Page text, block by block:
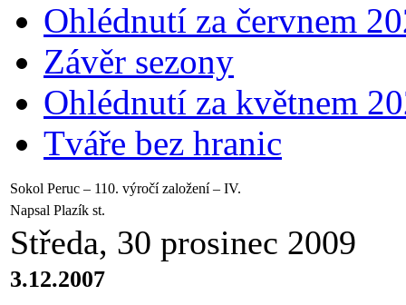
Ohlédnutí za červnem
Závěr sezony
Ohlédnutí za květnem
Tváře bez hranic
Sokol Peruc – 110. výročí založení – IV.
Napsal Plazík st.
Středa, 30 prosinec 2009
3.12.2007